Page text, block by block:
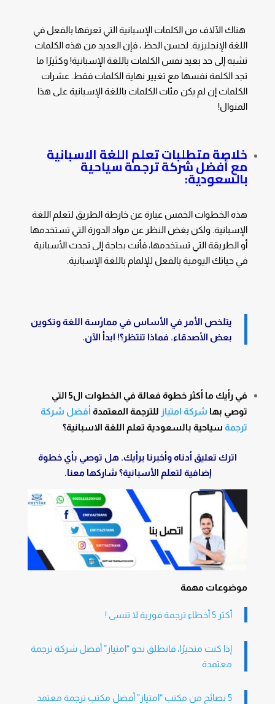
هناك الآلاف من الكلمات الإسبانية التي تعرفها بالفعل في
اللغة الإنجليزية. لحسن الحظ ، فإن العديد من هذه الكلمات
تشبه إلى حد بعيد نفس الكلمات باللغة الإسبانية! وكثيرًا ما
تجد الكلمة نفسها مع تغيير نهاية الكلمات فقط. عشرات
الكلمات إن لم يكن مئات الكلمات باللغة الإسبانية على هذا
المنوال!
خلاصة متطلبات تعلم اللغة الاسبانية
مع أفضل شركة ترجمة سياحية
بالسعودية:
هذه الخطوات الخمس عبارة عن خارطة الطريق لتعلم اللغة
الإسبانية. ولكن بغض النظر عن مواد الدورة التي تستخدمها
أو الطريقة التي تستخدمها، فأنت بحاجة إلى تحدث الأسبانية
في حياتك اليومية بالفعل للإلمام باللغة الإسبانية.
يتلخص الأمر في الأساس في ممارسة اللغة وتكوين
بعض الأصدقاء. فماذا تنتظر؟! ابدأ الآن.
في رأيك ما أكثر خطوة فعالة في الخطوات ال5 التي
توصي بها شركة امتياز للترجمة المعتمدة أفضل شركة
ترجمةسياحية بالسعودية تعلم اللغة الاسبانية؟
اترك تعليق أدناه وأخبرنا برأيك. هل توصي بأي خطوة
إضافية لتعلم الأسبانية؟ شاركها معنا.
موضوعات مهمة
أكثر 5 أخطاء ترجمة فورية لا تنسى !
إذا كنت متحيرًا، فانطلق نحو “امتياز” أفضل شركة ترجمة
معتمدة
5 نصائح من مكتب “امتياز” أفضل مكتب ترجمة معتمد